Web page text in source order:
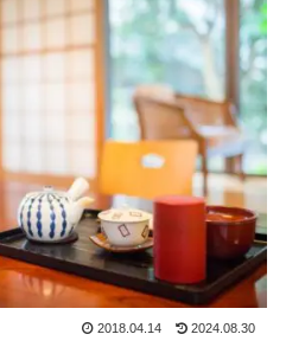
2018.04.14 2024.08.30